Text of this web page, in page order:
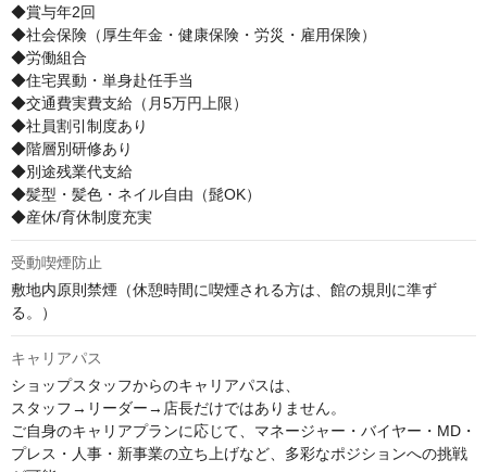
◆賞与年2回
◆社会保険（厚生年金・健康保険・労災・雇用保険）
◆労働組合
◆住宅異動・単身赴任手当
◆交通費実費支給（月5万円上限）
◆社員割引制度あり
◆階層別研修あり
◆別途残業代支給
◆髪型・髪色・ネイル自由（髭OK）
◆産休/育休制度充実
受動喫煙防止
敷地内原則禁煙（休憩時間に喫煙される方は、館の規則に準ず
る。）
キャリアパス
ショップスタッフからのキャリアパスは、
スタッフ→リーダー→店長だけではありません。
ご自身のキャリアプランに応じて、マネージャー・バイヤー・MD・
プレス・人事・新事業の立ち上げなど、多彩なポジションへの挑戦